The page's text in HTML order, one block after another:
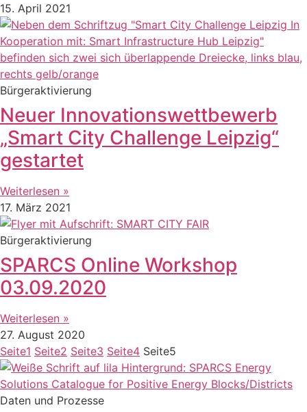
15. April 2021
Bürgeraktivierung
Neuer Innovationswettbewerb
„Smart City Challenge Leipzig“
gestartet
Weiterlesen »
17. März 2021
Bürgeraktivierung
SPARCS Online Workshop
03.09.2020
Weiterlesen »
27. August 2020
Seite1 Seite2 Seite3 Seite4 Seite5
Daten und Prozesse